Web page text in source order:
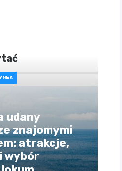
udany
znajomymi
atrakcje,
wybór